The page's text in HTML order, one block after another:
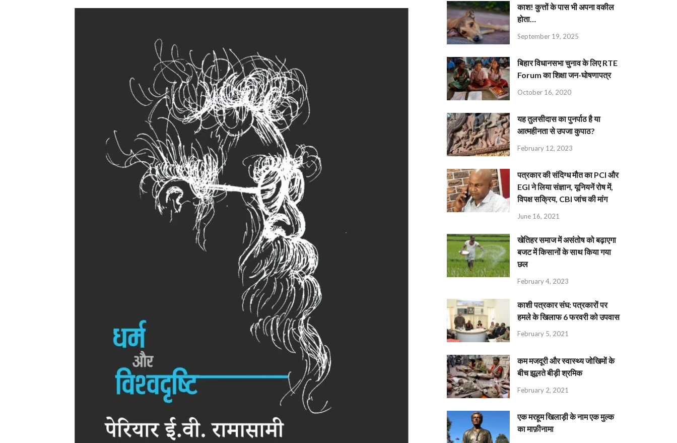
काश! कुत्तों के पास भी अपना वकील
होता…
September 19, 2025
बिहार विधानसभा चुनाव के लिए RTE
Forum का शिक्षा जन-घोषणापत्र
October 16, 2020
यह तुलसीदास का पुनर्पाठ है या
आत्महीनता से उपजा कुपाठ?
February 12, 2023
पत्रकार की संदिग्ध मौत का PCI और
EGI ने लिया संज्ञान, यूनियनें रोष में,
विपक्ष सक्रिय, CBI जांच की मांग
June 16, 2021
खेतिहर समाज में असंतोष को बढ़ाएगा
बजट में किसानों के साथ किया गया
छल
February 4, 2023
काशी पत्रकार संघ: पत्रकारों पर
हमले के खिलाफ 6 फरवरी को उपवास
February 5, 2021
कम मजदूरी और स्वास्थ्य जोखिमों के
बीच झूलते बीड़ी श्रमिक
February 2, 2021
एक मरहूम खिलाड़ी के नाम एक मुल्क
का माफ़ीनामा